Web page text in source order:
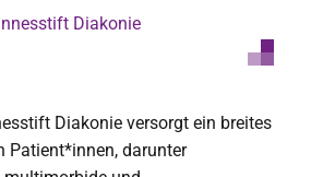
Diakonie
Diakonie versorgt ein breites
Patient*innen, darunter